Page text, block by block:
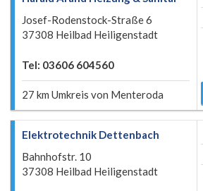
Josef-Rodenstock-Straße 6
37308 Heilbad Heiligenstadt
Tel: 03606 604560
27 km Umkreis von Menteroda
Elektrotechnik Dettenbach
Bahnhofstr. 10
37308 Heilbad Heiligenstadt